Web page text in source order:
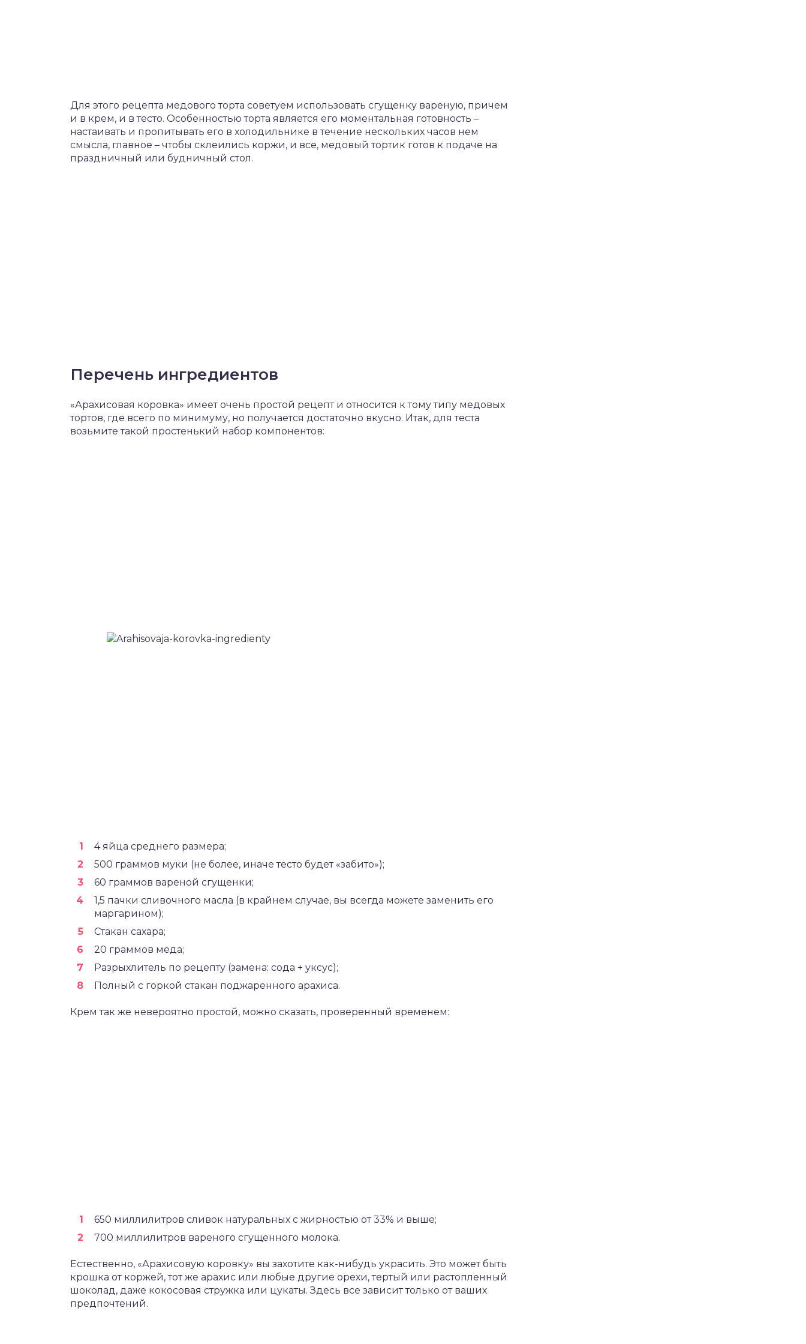
Для этого рецепта медового торта советуем использовать сгущенку вареную, причем
и в крем, и в тесто. Особенностью торта является его моментальная готовность –
настаивать и пропитывать его в холодильнике в течение нескольких часов нем
смысла, главное – чтобы склеились коржи, и все, медовый тортик готов к подаче на
праздничный или будничный стол.
Перечень ингредиентов
«Арахисовая коровка» имеет очень простой рецепт и относится к тому типу медовых
тортов, где всего по минимуму, но получается достаточно вкусно. Итак, для теста
возьмите такой простенький набор компонентов:
4 яйца среднего размера;
500 граммов муки (не более, иначе тесто будет «забито»);
60 граммов вареной сгущенки;
1,5 пачки сливочного масла (в крайнем случае, вы всегда можете заменить его
маргарином);
Стакан сахара;
20 граммов меда;
Разрыхлитель по рецепту (замена: сода + уксус);
Полный с горкой стакан поджаренного арахиса.
Крем так же невероятно простой, можно сказать, проверенный временем:
650 миллилитров сливок натуральных с жирностью от 33% и выше;
700 миллилитров вареного сгущенного молока.
Естественно, «Арахисовую коровку» вы захотите как-нибудь украсить. Это может быть
крошка от коржей, тот же арахис или любые другие орехи, тертый или растопленный
шоколад, даже кокосовая стружка или цукаты. Здесь все зависит только от ваших
предпочтений.